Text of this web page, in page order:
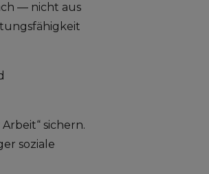
— nicht aus
sichern.
soziale